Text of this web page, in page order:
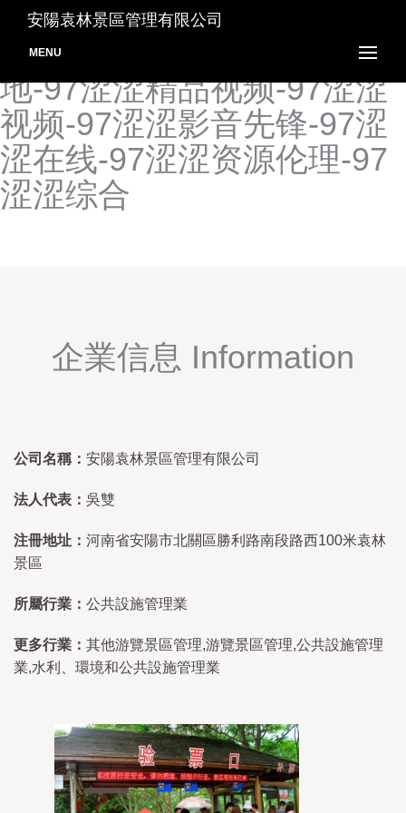
97色在线视频-97色综合资
源-97涩色人妻-97涩涩基
地-97涩涩精品视频-97涩涩
视频-97涩涩影音先锋-97涩
涩在线-97涩涩资源伦理-97
涩涩综合
安陽袁林景區管理有限公司
MENU
企業信息 Information
公司名稱： 安陽袁林景區管理有限公司
法人代表： 吳雙
注冊地址： 河南省安陽市北關區勝利路南段路西100米袁林
景區
所屬行業： 公共設施管理業
更多行業： 其他游覽景區管理,游覽景區管理,公共設施管理
業,水利、環境和公共設施管理業